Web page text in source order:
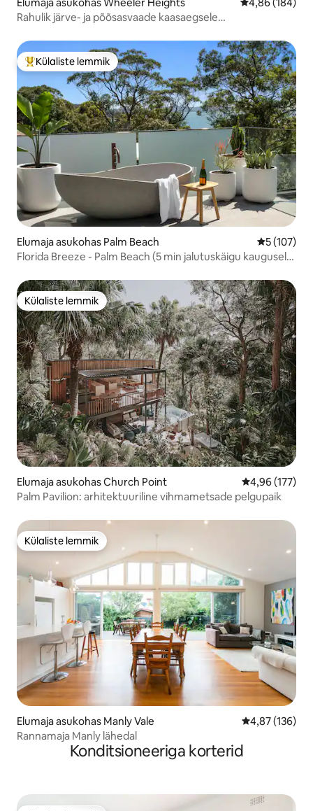
Rahulik järve- ja põõsasvaade kaasaegsele
Külaliste suur lemmik
Külaliste lemmik
Elumaja asukohas Palm Beach Keskmine
5 (107)
Florida Breeze - Palm Beach (5 min jalutuskäigu kaugusel
Külaliste lemmik
Külaliste lemmik
Elumaja asukohas Church Point Keskmine
4,96 (177)
Palm Pavilion: arhitektuuriline vihmametsade pelgupaik
Külaliste lemmik
Külaliste lemmik
Elumaja asukohas Manly Vale Keskmine
4,87 (136)
Rannamaja Manly lähedal
Konditsioneeriga korterid